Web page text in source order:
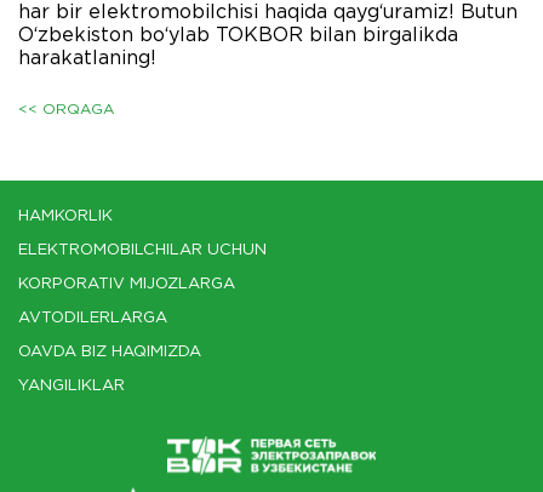
har bir elektromobilchisi haqida qayg‘uramiz! Butun
O‘zbekiston bo‘ylab TOKBOR bilan birgalikda
harakatlaning!
<< ORQAGA
HAMKORLIK
ELEKTROMOBILCHILAR UCHUN
KORPORATIV MIJOZLARGA
AVTODILERLARGA
OAVDA BIZ HAQIMIZDA
YANGILIKLAR